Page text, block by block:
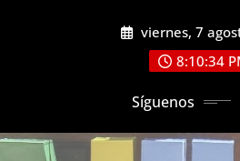
viernes, 7
8:10:36
Síguenos